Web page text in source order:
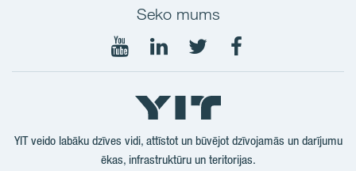
Seko mums
Seko
mums
YouTube
Seko
mums
LinkedIn
Seko
mums
Twitter
Seko
YIT veido labāku dzīves vidi, attīstot un būvējot dzīvojamās un darījumu
ēkas, infrastruktūru un teritorijas.